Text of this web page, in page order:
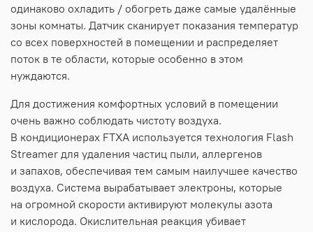
одинаково охладить / обогреть даже самые удалённые
зоны комнаты. Датчик сканирует показания температур
со всех поверхностей в помещении и распределяет
поток в те области, которые особенно в этом
нуждаются.
Для достижения комфортных условий в помещении
очень важно соблюдать чистоту воздуха.
В кондиционерах FTXA используется технология Flash
Streamer для удаления частиц пыли, аллергенов
и запахов, обеспечивая тем самым наилучшее качество
воздуха. Система вырабатывает электроны, которые
на огромной скорости активируют молекулы азота
и кислорода. Окислительная реакция убивает